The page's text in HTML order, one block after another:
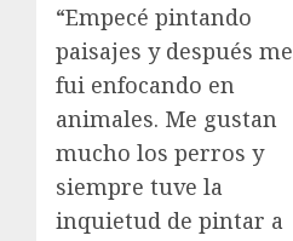
“Empecé pintando
paisajes y después me
fui enfocando en
animales. Me gustan
mucho los perros y
siempre tuve la
inquietud de pintar a